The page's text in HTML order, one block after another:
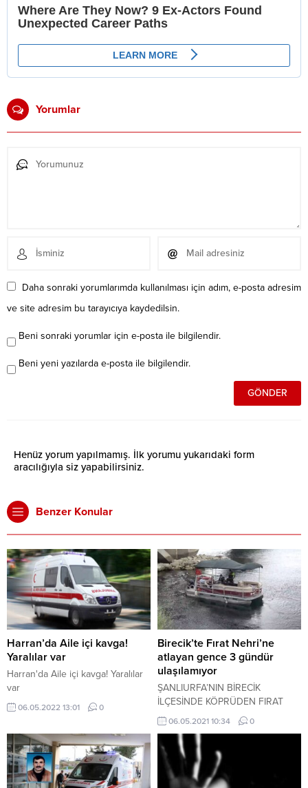
Yorumlar
Daha sonraki yorumlarımda kullanılması için adım, e-posta adresim
ve site adresim bu tarayıcıya kaydedilsin.
Beni sonraki yorumlar için e-posta ile bilgilendir.
Beni yeni yazılarda e-posta ile bilgilendir.
Henüz yorum yapılmamış. İlk yorumu yukarıdaki form
aracılığıyla siz yapabilirsiniz.
Benzer Konular
Harran’da Aile içi kavga!
Yaralılar var
Harran'da Aile içi kavga! Yaralılar
var
06.05.2022 13:01 0
Birecik’te Fırat Nehri’ne
atlayan gence 3 gündür
ulaşılamıyor
ŞANLIURFA’NIN BİRECİK
İLÇESİNDE KÖPRÜDEN FIRAT
NEHRİ’NE ATLADIĞI ÖNE
SÜRÜLEN GENCİ ARAMA
ÇALIŞMALARI 3’ÜNCÜ
GÜNÜNDE DEVAM EDİYOR.
06.05.2021 10:34 0